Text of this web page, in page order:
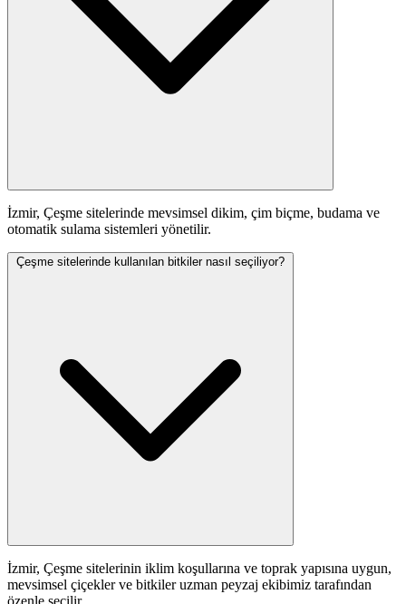
İzmir, Çeşme sitelerinde mevsimsel dikim, çim biçme, budama ve
otomatik sulama sistemleri yönetilir.
Çeşme sitelerinde kullanılan bitkiler nasıl seçiliyor?
İzmir, Çeşme sitelerinin iklim koşullarına ve toprak yapısına uygun,
mevsimsel çiçekler ve bitkiler uzman peyzaj ekibimiz tarafından